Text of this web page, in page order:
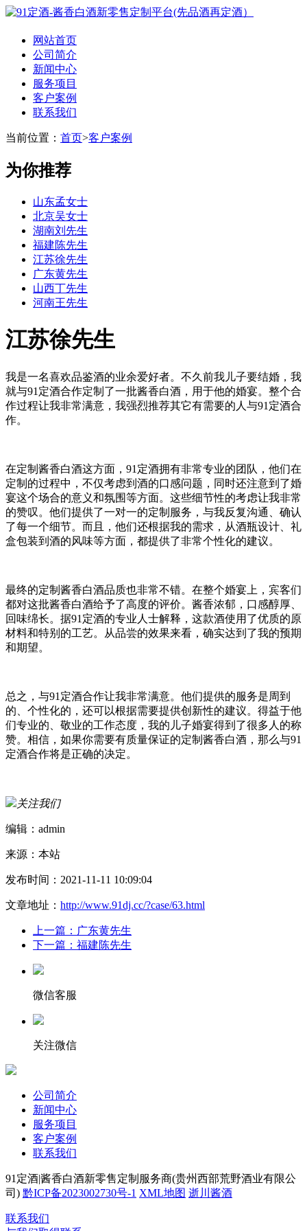
网站首页
公司简介
新闻中心
服务项目
客户案例
联系我们
当前位置： 首页>客户案例
为你推荐
山东孟女士
北京吴女士
湖南刘先生
福建陈先生
江苏徐先生
广东黄先生
山西丁先生
河南王先生
江苏徐先生
我是一名喜欢品鉴酒的业余爱好者。不久前我儿子要结婚，我
就与91定酒合作定制了一批酱香白酒，用于他的婚宴。整个合
作过程让我非常满意，我强烈推荐其它有需要的人与91定酒合
作。
在定制酱香白酒这方面，91定酒拥有非常专业的团队，他们在
定制的过程中，不仅考虑到酒的口感问题，同时还注意到了婚
宴这个场合的意义和氛围等方面。这些细节性的考虑让我非常
的赞叹。他们提供了一对一的定制服务，与我反复沟通、确认
了每一个细节。而且，他们还根据我的需求，从酒瓶设计、礼
盒包装到酒的风味等方面，都提供了非常个性化的建议。
最终的定制酱香白酒品质也非常不错。在整个婚宴上，宾客们
都对这批酱香白酒给予了高度的评价。酱香浓郁，口感醇厚、
回味绵长。据91定酒的专业人士解释，这款酒使用了优质的原
材料和特别的工艺。从品尝的效果来看，确实达到了我的预期
和期望。
总之，与91定酒合作让我非常满意。他们提供的服务是周到
的、个性化的，还可以根据需要提供创新性的建议。得益于他
们专业的、敬业的工作态度，我的儿子婚宴得到了很多人的称
赞。相信，如果你需要有质量保证的定制酱香白酒，那么与91
定酒合作将是正确的决定。
关注我们
编辑：admin
来源：本站
发布时间：2021-11-11 10:09:04
文章地址： http://www.91dj.cc/?case/63.html
上一篇：广东黄先生
下一篇：福建陈先生
微信客服
关注微信
公司简介
新闻中心
服务项目
客户案例
联系我们
91定酒|酱香白酒新零售定制服务商(贵州西部荒野酒业有限公
司) 黔ICP备2023002730号-1 XML地图 逝川酱酒
联系我们